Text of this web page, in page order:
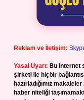
Reklam ve İletişim:
Yasal Uyarı: Bu internet
şirketi ile hiçbir
hazırladığımız
haber niteliği